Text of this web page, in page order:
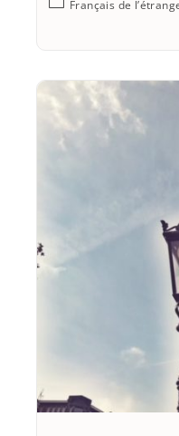
Français de